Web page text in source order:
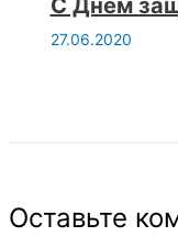
С Днем
27.06.2020
Оставьте